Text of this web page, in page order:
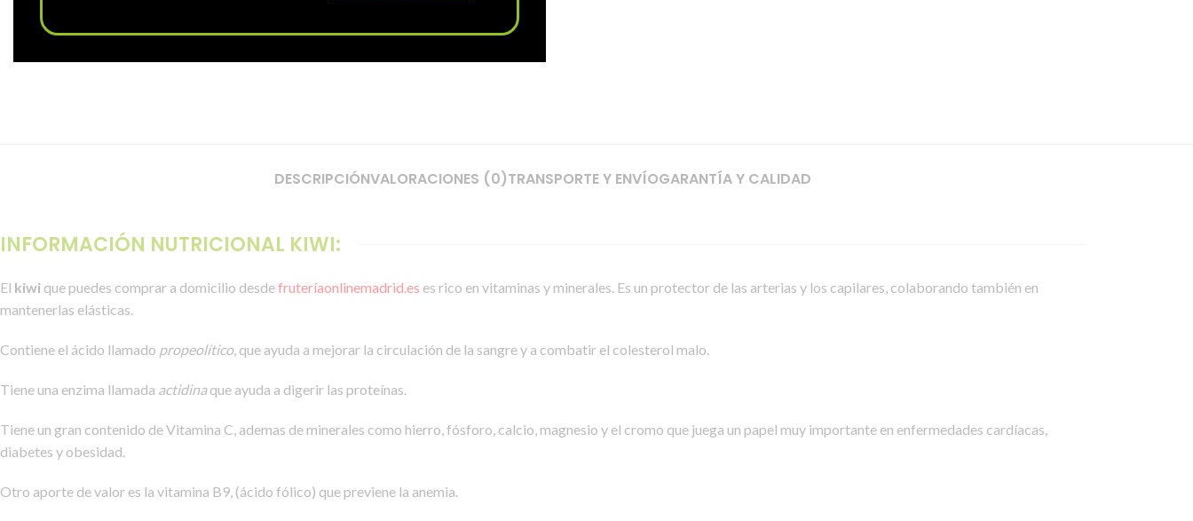
DESCRIPCIÓNVALORACIONES (0)TRANSPORTE Y ENVÍOGARANTÍA Y CALIDAD
INFORMACIÓN NUTRICIONAL KIWI:
El kiwi que puedes comprar a domicilio desdefruteríaonlinemadrid.es es rico en vitaminas y minerales. Es un protector de las arterias y los capilares, colaborando también en
mantenerlas elásticas.
Contiene el ácido llamado propeolítico, que ayuda a mejorar la circulación de la sangre y a combatir el colesterol malo.
Tiene una enzima llamada actidinaque ayuda a digerir las proteínas.
Tiene un gran contenido de Vitamina C, ademas de minerales como hierro, fósforo, calcio, magnesio y el cromo que juega un papel muy importante en enfermedades cardíacas,
diabetes y obesidad.
Otro aporte de valor es la vitamina B9, (ácido fólico) que previene la anemia.